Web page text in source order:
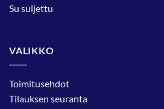
Su suljettu
VALIKKO
Toimitusehdot
Tilauksen seuranta